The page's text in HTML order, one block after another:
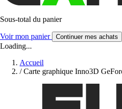
Sous-total du panier
Voir mon panier Continuer mes achats
Loading...
Accueil
/ Carte graphique Inno3D